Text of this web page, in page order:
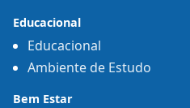
Educacional
Educacional
Ambiente de Estudo
Bem Estar